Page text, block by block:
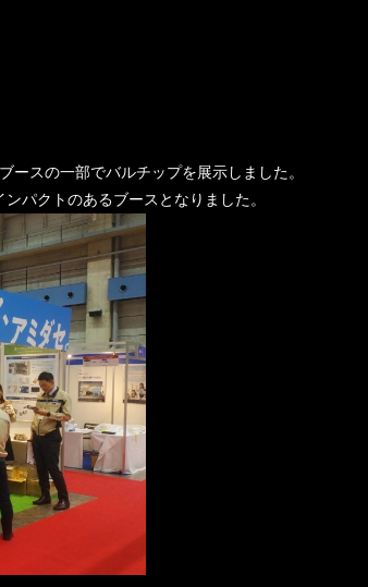
ースの一部でバルチップを展示しました。
パクトのあるブースとなりました。